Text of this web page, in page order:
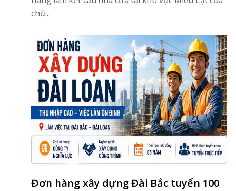
chủ...
Đơn hàng xây dựng Đài Bắc tuyển 100